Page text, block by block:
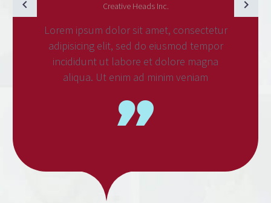
Creative Heads Inc.
Lorem ipsum dolor sit amet, consectetur
adipisicing elit, sed do eiusmod tempor
incididunt ut labore et dolore magna
aliqua. Ut enim ad minim veniam